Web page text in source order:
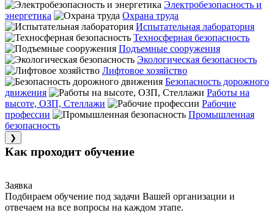
Электробезопасность и
энергетика
Охрана труда
Испытательная лаборатория
Техносферная безопасность
Подъемные сооружения
Экологическая безопасность
Лифтовое хозяйство
Безопасность дорожного
движения
Работы на
высоте, ОЗП, Стеллажи
Рабочие
профессии
Промышленная
безопасность
❯
Как проходит обучение
Заявка
Подбираем обучение под задачи Вашей организации и
отвечаем на все вопросы на каждом этапе.